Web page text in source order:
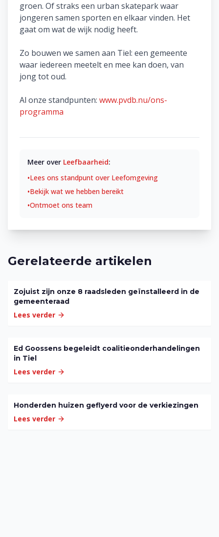
groen. Of straks een urban skatepark waar
jongeren samen sporten en elkaar vinden. Het
gaat om wat de wijk nodig heeft.
Zo bouwen we samen aan Tiel: een gemeente
waar iedereen meetelt en mee kan doen, van
jong tot oud.
Al onze standpunten: www.pvdb.nu/ons-
programma
Meer over Leefbaarheid:
•Lees ons standpunt over Leefomgeving
•Bekijk wat we hebben bereikt
•Ontmoet ons team
Gerelateerde artikelen
Zojuist zijn onze 8 raadsleden geïnstalleerd in de
gemeenteraad
Lees verder
Ed Goossens begeleidt coalitieonderhandelingen
in Tiel
Lees verder
Honderden huizen geflyerd voor de verkiezingen
Lees verder